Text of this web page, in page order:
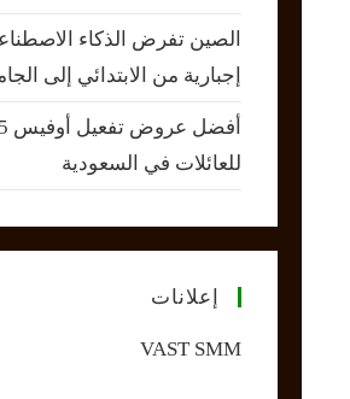
الصين تفرض الذكاء
إجبارية من الابتدائي إلى
للعائلات في السعودية
إعلانات
VAST SMM